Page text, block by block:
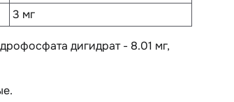
3 мг
дигидрат - 8.01 мг,